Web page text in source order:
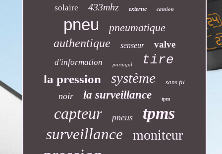
solaire 433mhz externe camion
pneu pneumatique
authentique senseur valve
d'information portugal tire
la pression système sans fil
noir la surveillance tpm
capteur pneus tpms
surveillance moniteur